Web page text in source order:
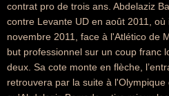
contrat pro de trois ans. Abdelaziz
contre Levante UD en août 2011, où
novembre 2011, face à l'Atlético de
but professionnel sur un coup franc
deux. Sa cote monte en flèche,
retrouvera par la suite à